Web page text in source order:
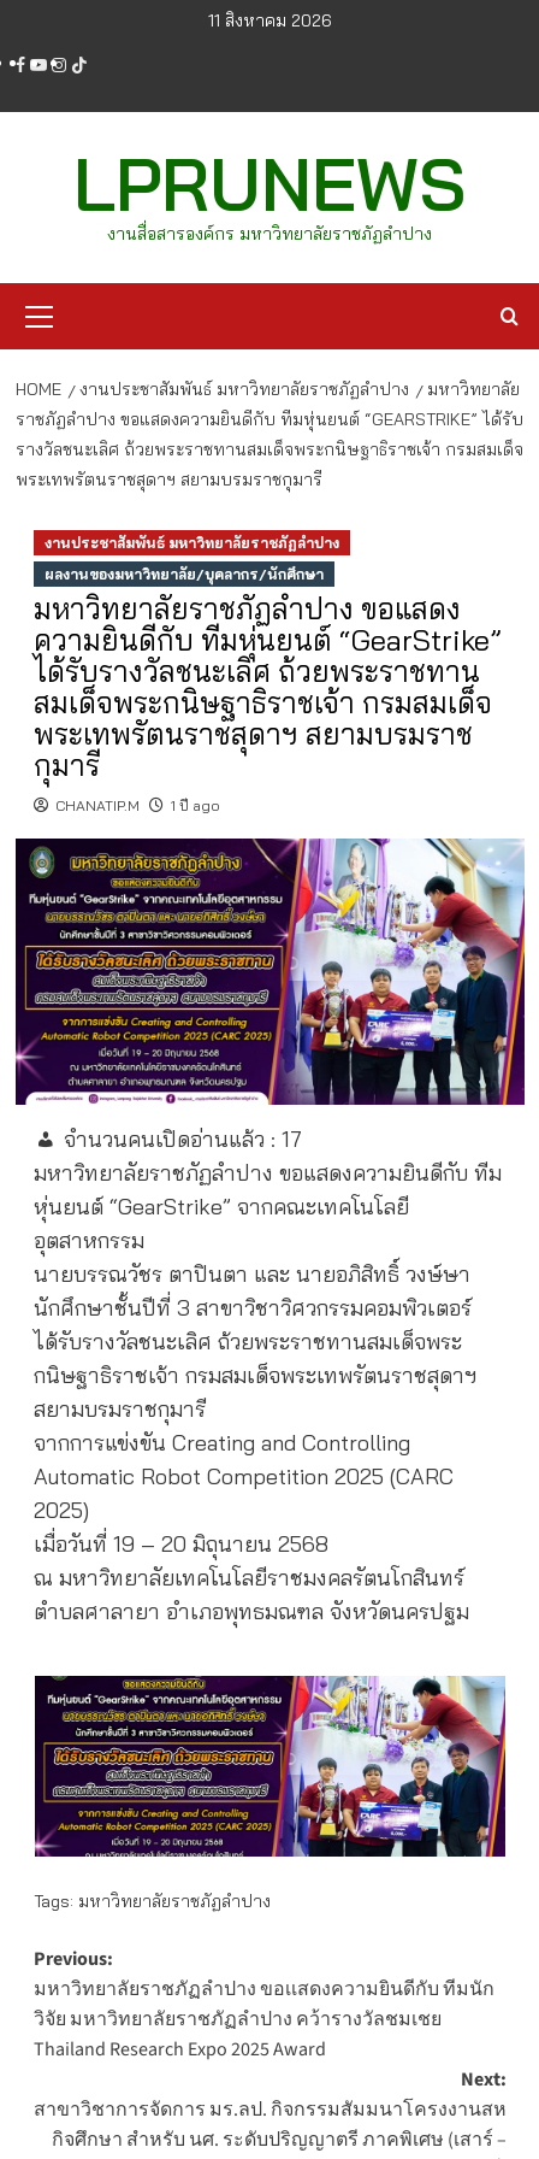
content
11 สิงหาคม 2026
facebook
youtube
instagram
tiktok
LPRUNEWS
งานสื่อสารองค์กร มหาวิทยาลัยราชภัฏลำปาง
Menu
HOME งานประชาสัมพันธ์ มหาวิทยาลัยราชภัฏลำปาง
มหาวิทยาลัย
ราชภัฏลำปาง ขอแสดงความยินดีกับ ทีมหุ่นยนต์ “GEARSTRIKE” ได้รับ
รางวัลชนะเลิศ ถ้วยพระราชทานสมเด็จพระกนิษฐาธิราชเจ้า กรมสมเด็จ
พระเทพรัตนราชสุดาฯ สยามบรมราชกุมารี
งานประชาสัมพันธ์ มหาวิทยาลัยราชภัฏลำปาง
ผลงานของมหาวิทยาลัย/บุคลากร/นักศึกษา
มหาวิทยาลัยราชภัฏลำปาง ขอแสดง
ความยินดีกับ ทีมหุ่นยนต์ “GearStrike”
ได้รับรางวัลชนะเลิศ ถ้วยพระราชทาน
สมเด็จพระกนิษฐาธิราชเจ้า กรมสมเด็จ
พระเทพรัตนราชสุดาฯ สยามบรมราช
กุมารี
CHANATIP.M 1 ปี ago
จำนวนคนเปิดอ่านแล้ว : 17
มหาวิทยาลัยราชภัฏลำปาง ขอแสดงความยินดีกับ ทีม
หุ่นยนต์ “GearStrike” จากคณะเทคโนโลยี
อุตสาหกรรม
นายบรรณวัชร ตาปินตา และ นายอภิสิทธิ์ วงษ์ษา
นักศึกษาชั้นปีที่ 3 สาขาวิชาวิศวกรรมคอมพิวเตอร์
ได้รับรางวัลชนะเลิศ ถ้วยพระราชทานสมเด็จพระ
กนิษฐาธิราชเจ้า กรมสมเด็จพระเทพรัตนราชสุดาฯ
สยามบรมราชกุมารี
จากการแข่งขัน Creating and Controlling
Automatic Robot Competition 2025 (CARC
2025)
เมื่อวันที่ 19 – 20 มิถุนายน 2568
ณ มหาวิทยาลัยเทคโนโลยีราชมงคลรัตนโกสินทร์
ตำบลศาลายา อำเภอพุทธมณฑล จังหวัดนครปฐม
Tags: มหาวิทยาลัยราชภัฏลำปาง
Post
navigation
Previous:
มหาวิทยาลัยราชภัฏลำปาง ขอเเสดงความยินดีกับ ทีมนัก
วิจัย มหาวิทยาลัยราชภัฏลำปาง คว้ารางวัลชมเชย
Thailand Research Expo 2025 Award
Next:
สาขาวิชาการจัดการ มร.ลป. กิจกรรมสัมมนาโครงงานสห
กิจศึกษา สำหรับ นศ. ระดับปริญญาตรี ภาคพิเศษ (เสาร์ –